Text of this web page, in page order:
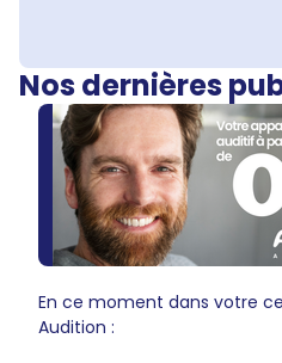
Nos dernières
En ce moment dans votre
Audition :